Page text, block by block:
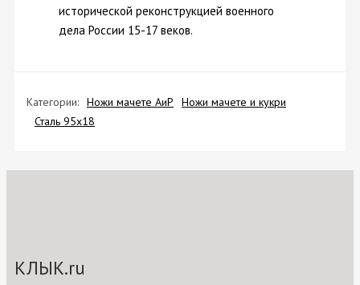
исторической реконструкцией военного
дела России 15-17 веков.
Категории: Ножи мачете АиР
Ножи мачете и кукри
Сталь 95х18
КЛЫК.ru